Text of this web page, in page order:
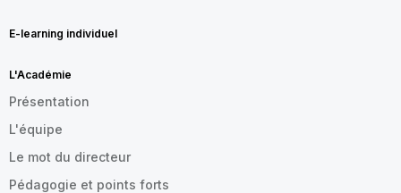
E-learning individuel
L'Académie
Présentation
L'équipe
Le mot du directeur
Pédagogie et points forts